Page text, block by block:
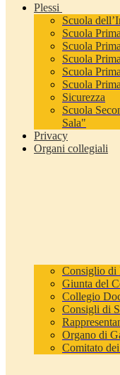
Plessi
Scuola
Scuola
Scuola
Scuola
Scuola
Scuola
Sicurezza
Scuola
Sala"
Privacy
Organi collegiali
Consiglio di
Giunta del
Collegio
Consigli di
Organo di
Comitato